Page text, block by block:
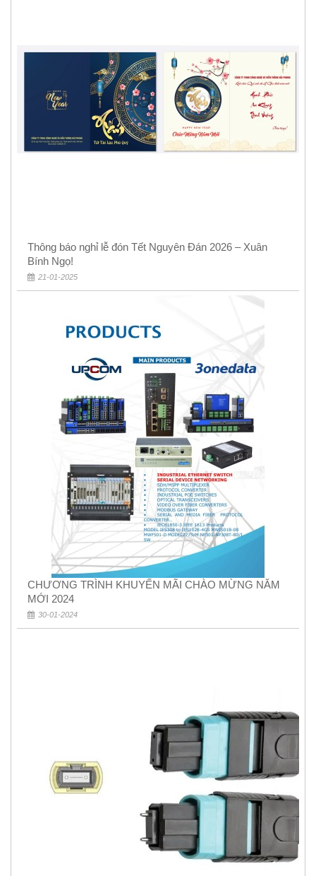
Thông báo nghỉ lễ đón Tết Nguyên Đán 2026 – Xuân
Bính Ngọ!
21-01-2025
CHƯƠNG TRÌNH KHUYẾN MÃI CHÀO MỪNG NĂM
MỚI 2024
30-01-2024